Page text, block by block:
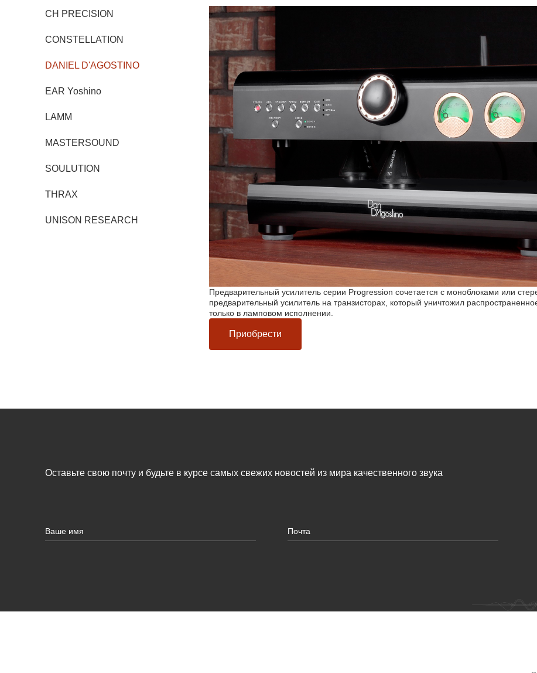
CH PRECISION
CONSTELLATION
DANIEL D'AGOSTINO
EAR Yoshino
LAMM
MASTERSOUND
SOULUTION
THRAX
UNISON RESEARCH
Предварительный усилитель серии Progression сочетается с моноблоками или
предварительный усилитель на транзисторах, который уничтожил
только в ламповом исполнении.
Приобрести
Оставьте свою почту и будьте в курсе самых свежих новостей из мира качественного звука